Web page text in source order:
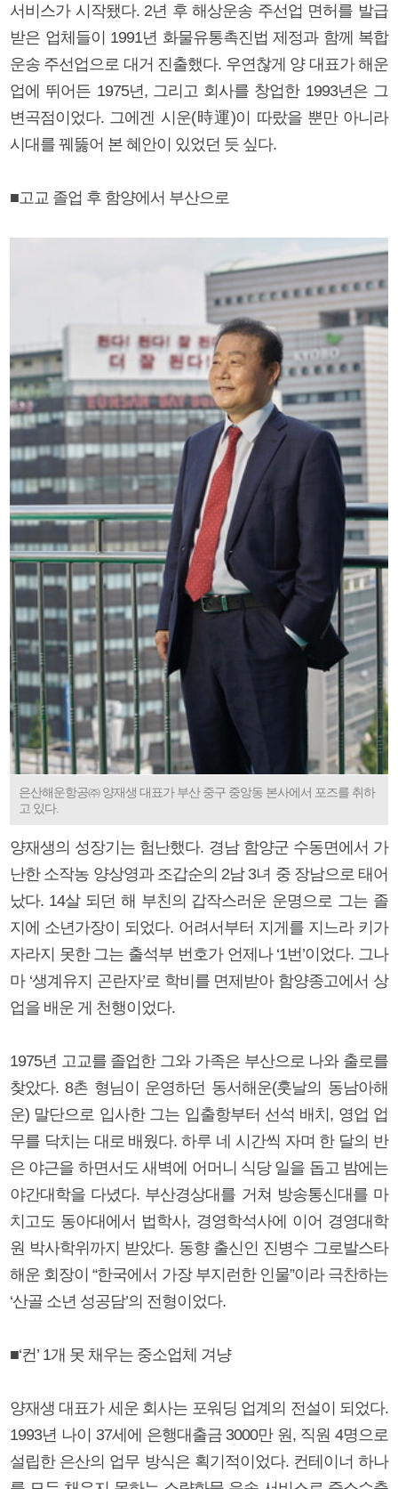
서비스가 시작됐다. 2년 후 해상운송 주선업 면허를 발급
받은 업체들이 1991년 화물유통촉진법 제정과 함께 복합
운송 주선업으로 대거 진출했다. 우연찮게 양 대표가 해운
업에 뛰어든 1975년, 그리고 회사를 창업한 1993년은 그
변곡점이었다. 그에겐 시운(時運)이 따랐을 뿐만 아니라
시대를 꿰뚫어 본 혜안이 있었던 듯 싶다.
■고교 졸업 후 함양에서 부산으로
은산해운항공㈜ 양재생 대표가 부산 중구 중앙동 본사에서 포즈를 취하
고 있다.
양재생의 성장기는 험난했다. 경남 함양군 수동면에서 가
난한 소작농 양상영과 조갑순의 2남 3녀 중 장남으로 태어
났다. 14살 되던 해 부친의 갑작스러운 운명으로 그는 졸
지에 소년가장이 되었다. 어려서부터 지게를 지느라 키가
자라지 못한 그는 출석부 번호가 언제나 ‘1번’이었다. 그나
마 ‘생계유지 곤란자’로 학비를 면제받아 함양종고에서 상
업을 배운 게 천행이었다.
1975년 고교를 졸업한 그와 가족은 부산으로 나와 출로를
찾았다. 8촌 형님이 운영하던 동서해운(훗날의 동남아해
운) 말단으로 입사한 그는 입출항부터 선석 배치, 영업 업
무를 닥치는 대로 배웠다. 하루 네 시간씩 자며 한 달의 반
은 야근을 하면서도 새벽에 어머니 식당 일을 돕고 밤에는
야간대학을 다녔다. 부산경상대를 거쳐 방송통신대를 마
치고도 동아대에서 법학사, 경영학석사에 이어 경영대학
원 박사학위까지 받았다. 동향 출신인 진병수 그로발스타
해운 회장이 “한국에서 가장 부지런한 인물”이라 극찬하는
‘산골 소년 성공담’의 전형이었다.
■‘컨’ 1개 못 채우는 중소업체 겨냥
양재생 대표가 세운 회사는 포워딩 업계의 전설이 되었다.
1993년 나이 37세에 은행대출금 3000만 원, 직원 4명으로
설립한 은산의 업무 방식은 획기적이었다. 컨테이너 하나